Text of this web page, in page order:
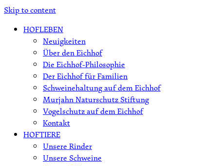
Skip to content
HOFLEBEN
Neuigkeiten
Über den Eichhof
Die Eichhof-Philosophie
Der Eichhof für Familien
Schweinehaltung auf dem Eichhof
Murjahn Naturschutz Stiftung
Vogelschutz auf dem Eichhof
Kontakt
HOFTIERE
Unsere Rinder
Unsere Schweine